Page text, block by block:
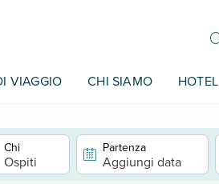
VIAGGIO CHI SIAMO HOTEL
Chi
Ospiti
Partenza
Aggiungi data